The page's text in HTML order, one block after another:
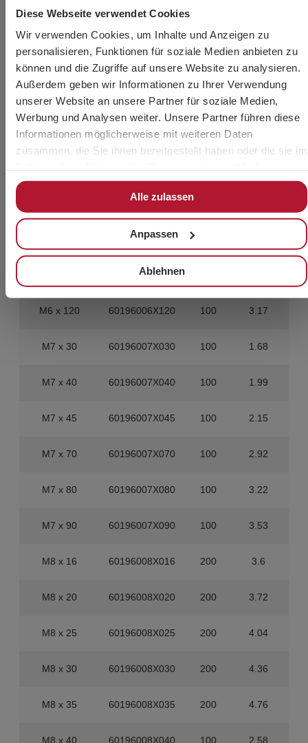
Diese Webseite verwendet Cookies
Wir verwenden Cookies, um Inhalte und Anzeigen zu
personalisieren, Funktionen für soziale Medien anbieten zu
können und die Zugriffe auf unsere Website zu analysieren.
Außerdem geben wir Informationen zu Ihrer Verwendung
unserer Website an unsere Partner für soziale Medien,
Werbung und Analysen weiter. Unsere Partner führen diese
Informationen möglicherweise mit weiteren Daten
zusammen, die Sie ihnen bereitgestellt haben oder die sie im
Alle zulassen
Anpassen
Ablehnen
M6 x 65 60196006X065 1.96
M6 x 70 60196006X070 100 2.07
60196006X090
60196006X100
60196006X110
M6 x 120 60196006X120 100 3.17
M7 x 30 60196007X030 100 1.68
M7 x 40 60196007X040 100 1.99
M7 x 45 60196007X045 100 2.15
M7 x 70 60196007X070 100 2.92
M7 x 80 60196007X080 100 3.22
M7 x 90 60196007X090 100 3.53
M8 x 16 60196008X016 200 3.6
M8 x 20 60196008X020 200 3.72
M8 x 25 60196008X025 200 4.04
M8 x 30 60196008X030 200 4.36
M8 x 35 60196008X035 200 4.76
M8 x 40 60196008X040 100 2.58